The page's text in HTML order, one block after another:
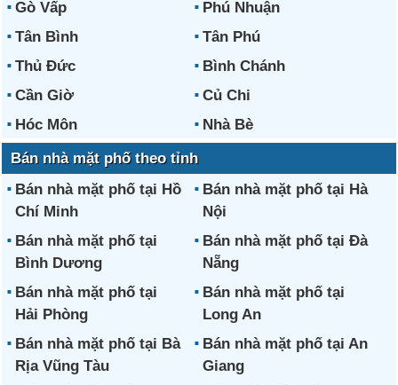
Gò Vấp
Phú Nhuận
Tân Bình
Tân Phú
Thủ Đức
Bình Chánh
Cần Giờ
Củ Chi
Hóc Môn
Nhà Bè
Bán nhà mặt phố theo tỉnh
Bán nhà mặt phố tại Hồ
Chí Minh
Bán nhà mặt phố tại Hà
Nội
Bán nhà mặt phố tại
Bình Dương
Bán nhà mặt phố tại Đà
Nẵng
Bán nhà mặt phố tại
Hải Phòng
Bán nhà mặt phố tại
Long An
Bán nhà mặt phố tại Bà
Rịa Vũng Tàu
Bán nhà mặt phố tại An
Giang